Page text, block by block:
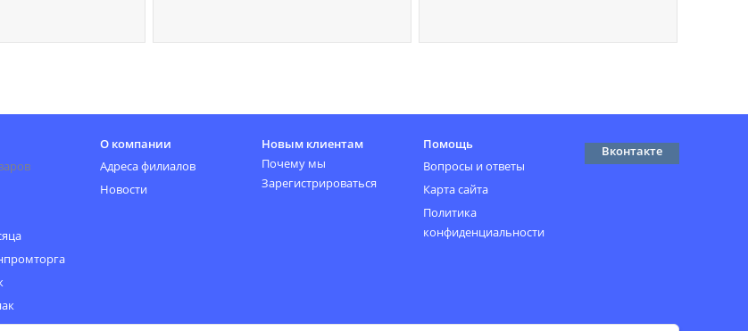
О компании
Адреса филиалов
Новости
Новым клиентам
Почему мы
Зарегистрироваться
Помощь
Вопросы и ответы
Карта сайта
Политика
конфиденциальности
Вконтакте